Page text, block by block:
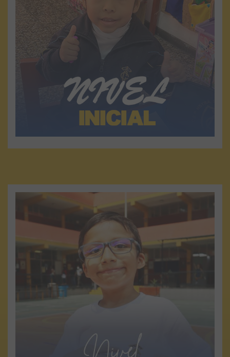
Copacabana” atiende a niños y niñas de 3 a 5 años. En
esa etapa promovemos aprendizajes tempranos,
ofreciendo a los niños(as) amplia y organizada
estimulación que hace posible que alcancen, según sus
condiciones personales, niveles de madurez
aprendizaje y desarrollo óptimo...
VER MÁS
NIVEL PRIMARIA
Nuestra propuesta tiene como finalidad la formación
integral de los estudiantes, lo que se sustenta en el
desarrollo de competencias y la formación en los